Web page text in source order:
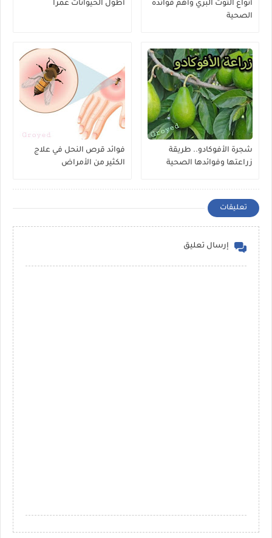
أنواع التوت البري وأهم فوائده
الصحية
أطول الحيوانات عمرا
شجرة الأفوكادو.. طريقة
زراعتها وفوائدها الصحية
فوائد قرص النحل في علاج
الكثير من الأمراض
تعليقات
إرسال تعليق